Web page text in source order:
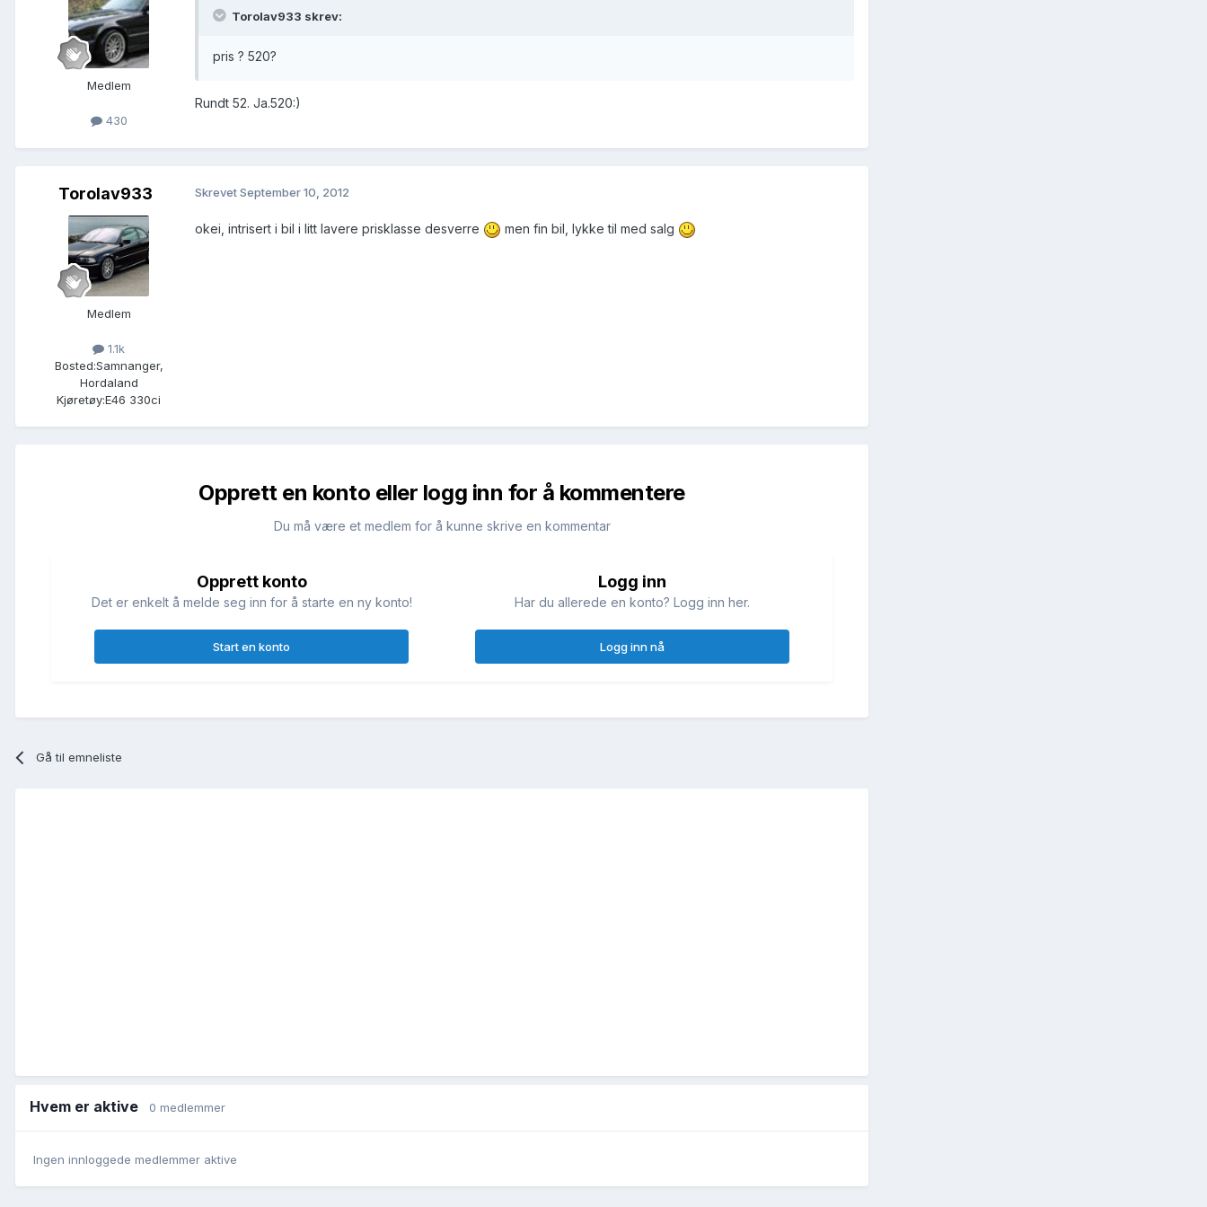
Medlem
430
Torolav933 skrev:
pris ? 520?
Rundt 52. Ja.520:)
Torolav933
Medlem
1.1k
Bosted:Samnanger,
Hordaland
Kjøretøy:E46 330ci
SkrevetSeptember 10, 2012
okei, intrisert i bil i litt lavere prisklasse desverre men fin bil, lykke til med salg
Opprett en konto eller logg inn for å kommentere
Du må være et medlem for å kunne skrive en kommentar
Opprett konto
Det er enkelt å melde seg inn for å starte en ny konto!
Start en konto
Logg inn
Har du allerede en konto? Logg inn her.
Logg inn nå
Gå til emneliste
Hvem er aktive 0 medlemmer
Ingen innloggede medlemmer aktive